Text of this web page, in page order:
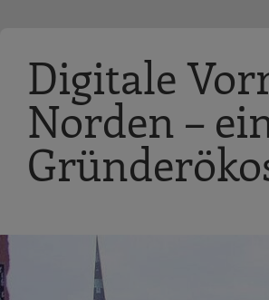
Digitale
Norden –